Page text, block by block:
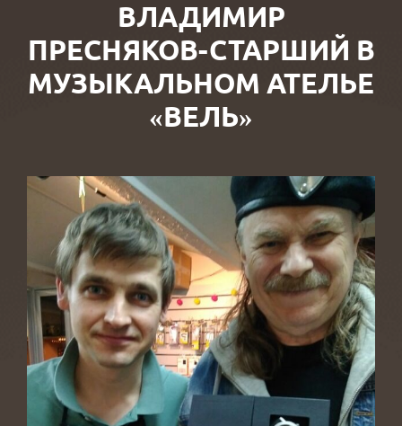
ВЛАДИМИР
ПРЕСНЯКОВ-СТАРШИЙ В
МУЗЫКАЛЬНОМ АТЕЛЬЕ
«ВЕЛЬ»